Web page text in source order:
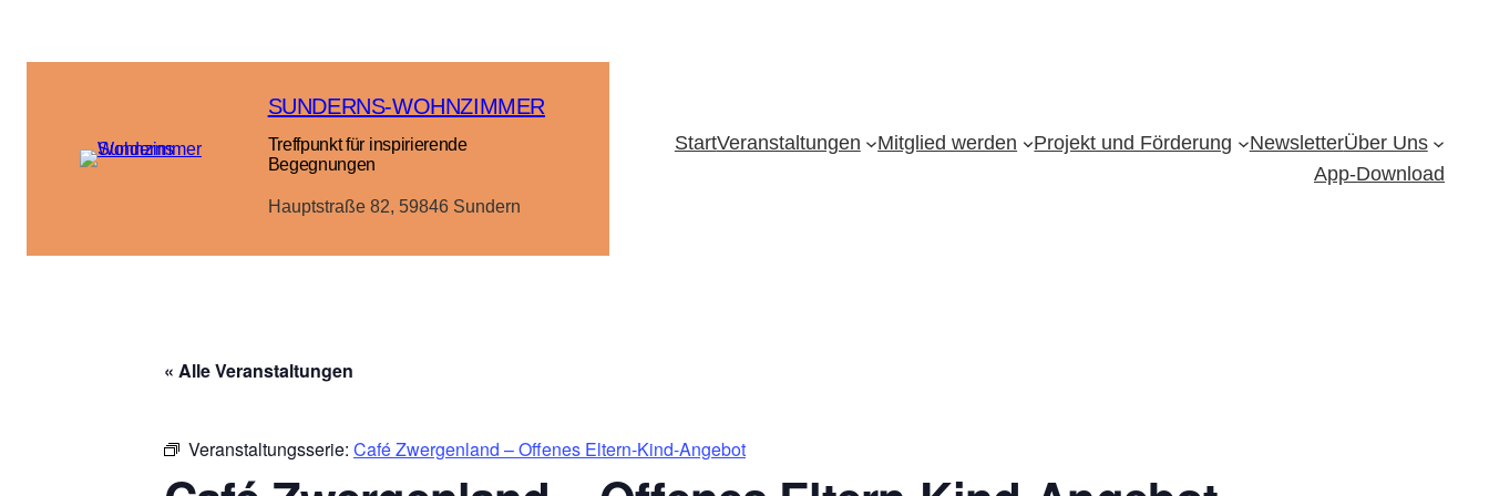
SUNDERNS-WOHNZIMMER
Treffpunkt für inspirierende
Begegnungen
Hauptstraße 82, 59846 Sundern
StartVeranstaltungen Mitglied werden Projekt und Förderung NewsletterÜber Uns
App-Download
« Alle Veranstaltungen
Veranstaltungsserie: Café Zwergenland – Offenes Eltern-Kind-Angebot